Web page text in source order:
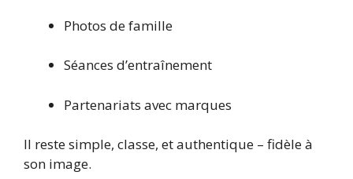
Photos de famille
Séances d’entraînement
Partenariats avec marques
Il reste simple, classe, et authentique – fidèle à
son image.